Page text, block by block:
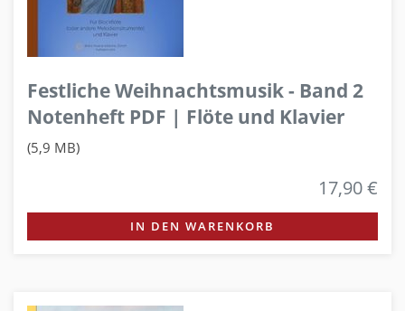
Festliche Weihnachtsmusik - Band 2
Notenheft PDF | Flöte und Klavier
(5,9 MB)
17,90 €
IN DEN WARENKORB